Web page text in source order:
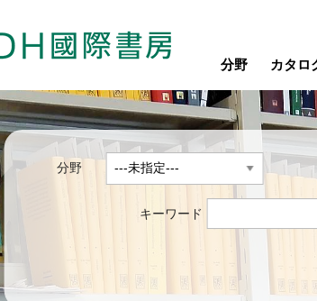
分野 カタロ
分野
キーワード